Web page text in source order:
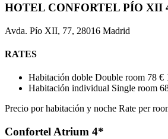
HOTEL CONFORTEL PÍO XII
Avda. Pío XII, 77, 28016 Madrid
RATES
Habitación doble Double room 78 €
Habitación individual Single room
Precio por habitación y noche Rate per
Confortel Atrium 4*